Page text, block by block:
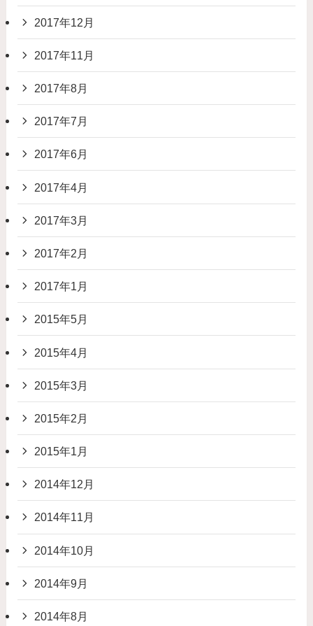
2017年12月
2017年11月
2017年8月
2017年7月
2017年6月
2017年4月
2017年3月
2017年2月
2017年1月
2015年5月
2015年4月
2015年3月
2015年2月
2015年1月
2014年12月
2014年11月
2014年10月
2014年9月
2014年8月